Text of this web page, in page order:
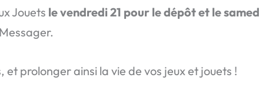
Jouets le vendredi 21 pour le dépôt et le
prolonger ainsi la vie de vos jeux et jouets !